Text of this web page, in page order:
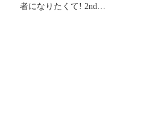
者になりたくて! 2nd